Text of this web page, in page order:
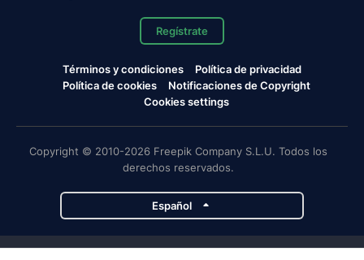
Regístrate
Términos y condiciones
Política de privacidad
Política de cookies
Notificaciones de Copyright
Cookies settings
Copyright © 2010-2026 Freepik Company S.L.U. Todos los
derechos reservados.
Español